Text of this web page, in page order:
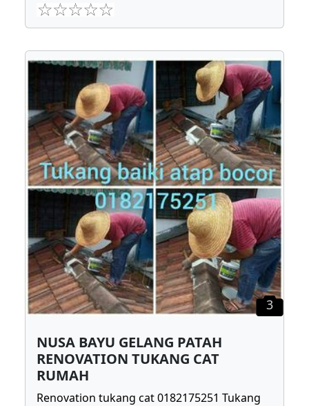
3
NUSA BAYU GELANG PATAH
RENOVATION TUKANG CAT
RUMAH
Renovation tukang cat 0182175251 Tukang